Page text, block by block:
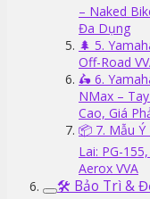
– Naked
Đa Dụng
🌲 5.
Off-Road
🛵 6.
NMax –
Cao, Giá
📦 7. Mẫu
Lai: PG-
Aerox VVA
🛠️ Bảo Trì &